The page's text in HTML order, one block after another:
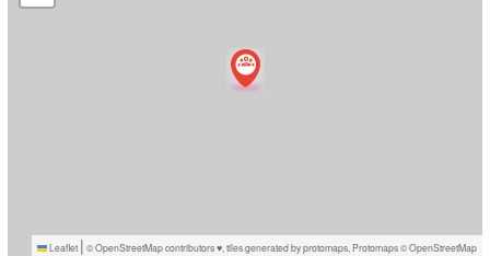
Leaflet | © OpenStreetMap contributors ♥, tiles generated by protomaps Protomaps©OpenStreetMap